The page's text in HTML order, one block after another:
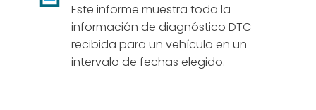
Este informe muestra toda la
información de diagnóstico DTC
recibida para un vehículo en un
intervalo de fechas elegido.